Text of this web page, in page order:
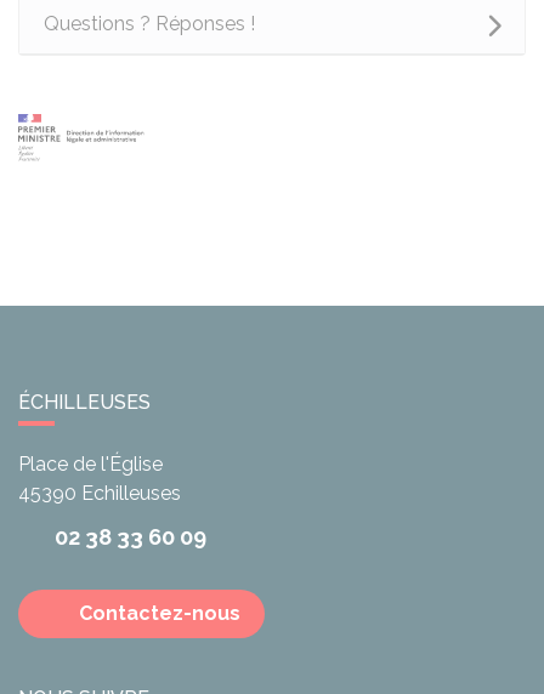
Questions ? Réponses !
ÉCHILLEUSES
Place de l'Église
45390 Echilleuses
02 38 33 60 09
Contactez-nous